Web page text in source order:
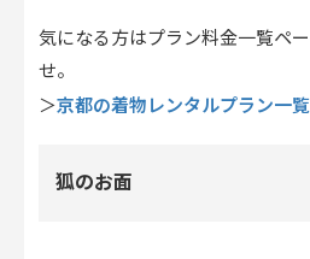
気になる方はプラン料金一覧ペ
せ。
＞京都の着物レンタルプラン一覧
狐のお面